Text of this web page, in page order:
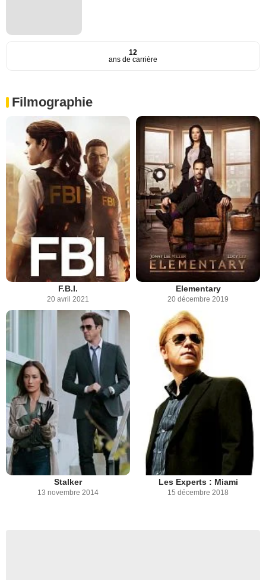
12
ans de carrière
Filmographie
F.B.I.
20 avril 2021
Elementary
20 décembre 2019
Stalker
13 novembre 2014
Les Experts : Miami
15 décembre 2018